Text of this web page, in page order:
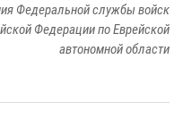
Федеральной службы войск
Федерации по Еврейской
автономной области